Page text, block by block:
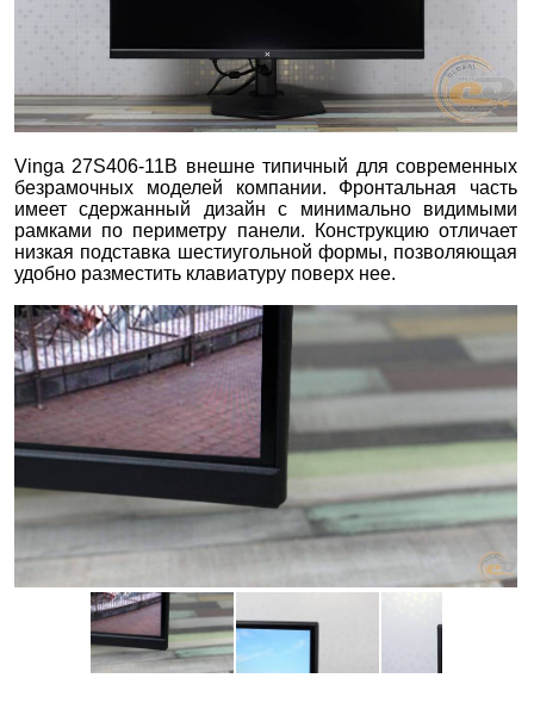
Vinga 27S406-11B внешне типичный для современных
безрамочных моделей компании. Фронтальная часть
имеет сдержанный дизайн с минимально видимыми
рамками по периметру панели. Конструкцию отличает
низкая подставка шестиугольной формы, позволяющая
удобно разместить клавиатуру поверх нее.